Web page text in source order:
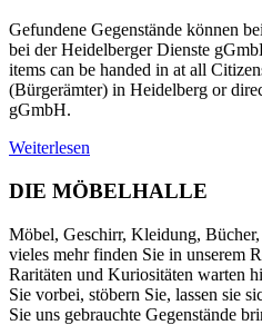
Gefundene Gegenstände können
bei der Heidelberger Dienste
items can be handed in at all
(Bürgerämter) in Heidelberg or
gGmbH.
Weiterlesen
DIE MÖBELHALLE
Möbel, Geschirr, Kleidung,
vieles mehr finden Sie in unserem
Raritäten und Kuriositäten warten
Sie vorbei, stöbern Sie, lassen sie
Sie uns gebrauchte Gegenstände